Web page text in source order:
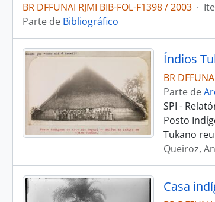
BR DFFUNAI RJMI BIB-FOL-F1398 / 2003 ·
Parte de Bibliográfico
Índios
BR
Parte de
SPI -
Posto
Tukano
Queiroz,
Casa